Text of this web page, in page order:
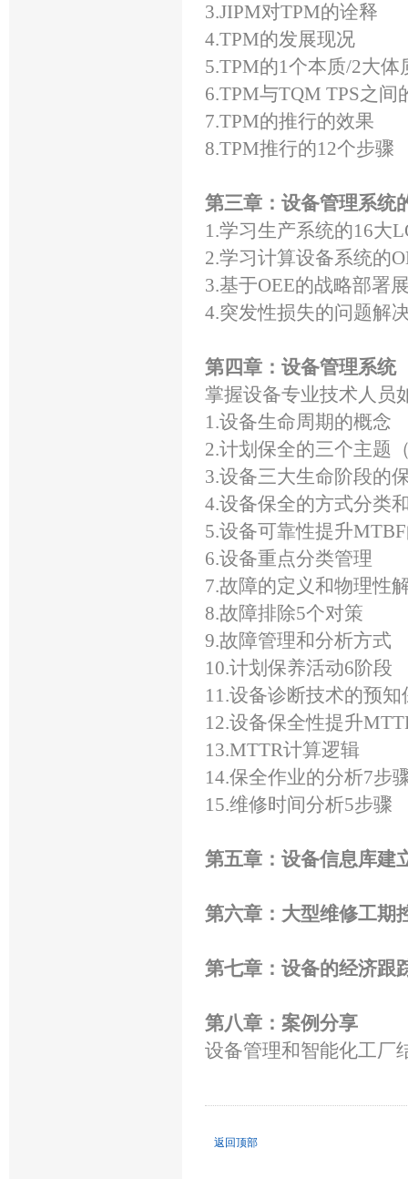
3.JIPM对TPM的诠释
4.TPM的发展现况
5.TPM的1个本质/2大
6.TPM与TQM TPS之间
7.TPM的推行的效果
8.TPM推行的12个步骤
第三章：设备管理系统
1.学习生产系统的16大
2.学习计算设备系统的
3.基于OEE的战略部署
4.突发性损失的问题解
第四章：设备管理系统
掌握设备专业技术人员
1.设备生命周期的概念
2.计划保全的三个主题
3.设备三大生命阶段的
4.设备保全的方式分类
5.设备可靠性提升
6.设备重点分类管理
7.故障的定义和物理性
8.故障排除5个对策
9.故障管理和分析方式
10.计划保养活动6阶段
11.设备诊断技术的预知
12.设备保全性提升
13.MTTR计算逻辑
14.保全作业的分析7步
15.维修时间分析5步骤
第五章：设备信息库建
第六章：大型维修工期
第七章：设备的经济跟
第八章：案例分享
设备管理和智能化工厂
返回顶部